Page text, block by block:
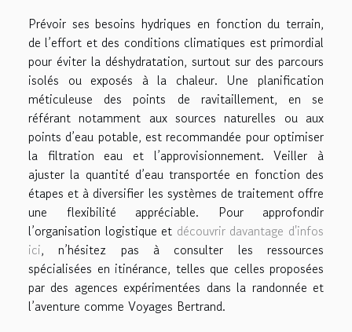
Prévoir ses besoins hydriques en fonction du terrain,
de l’effort et des conditions climatiques est primordial
pour éviter la déshydratation, surtout sur des parcours
isolés ou exposés à la chaleur. Une planification
méticuleuse des points de ravitaillement, en se
référant notamment aux sources naturelles ou aux
points d’eau potable, est recommandée pour optimiser
la filtration eau et l’approvisionnement. Veiller à
ajuster la quantité d’eau transportée en fonction des
étapes et à diversifier les systèmes de traitement offre
une flexibilité appréciable. Pour approfondir
l’organisation logistique et découvrir davantage d'infos
ici, n’hésitez pas à consulter les ressources
spécialisées en itinérance, telles que celles proposées
par des agences expérimentées dans la randonnée et
l’aventure comme Voyages Bertrand.